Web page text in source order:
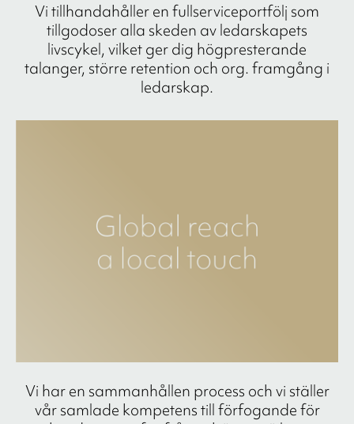
Vi tillhandahåller en fullserviceportfölj som
tillgodoser alla skeden av ledarskapets
livscykel, vilket ger dig högpresterande
talanger, större retention och org. framgång i
ledarskap.
Vi har en sammanhållen process och vi ställer
vår samlade kompetens till förfogande för